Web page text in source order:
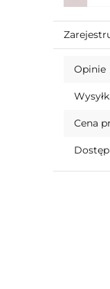
Opinie
Cena